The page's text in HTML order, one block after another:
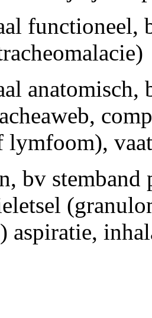
functioneel,
anatomisch,
lymfoom),
bv stemband
aspiratie,